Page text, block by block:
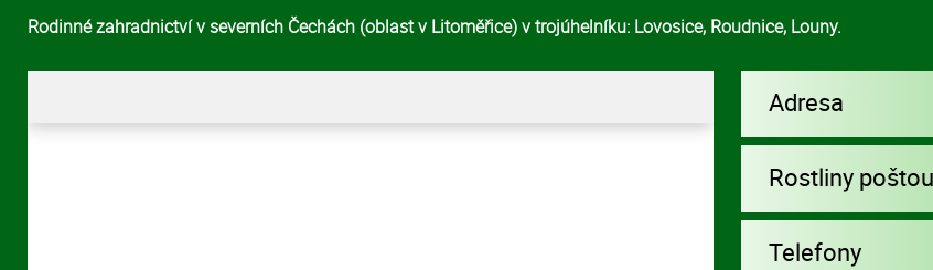
Rodinné zahradnictví v severních Čechách (oblast v Litoměřice) v trojúhelníku: Lovosice, Roudnice, Louny.
Adresa
Rostliny
Telefony